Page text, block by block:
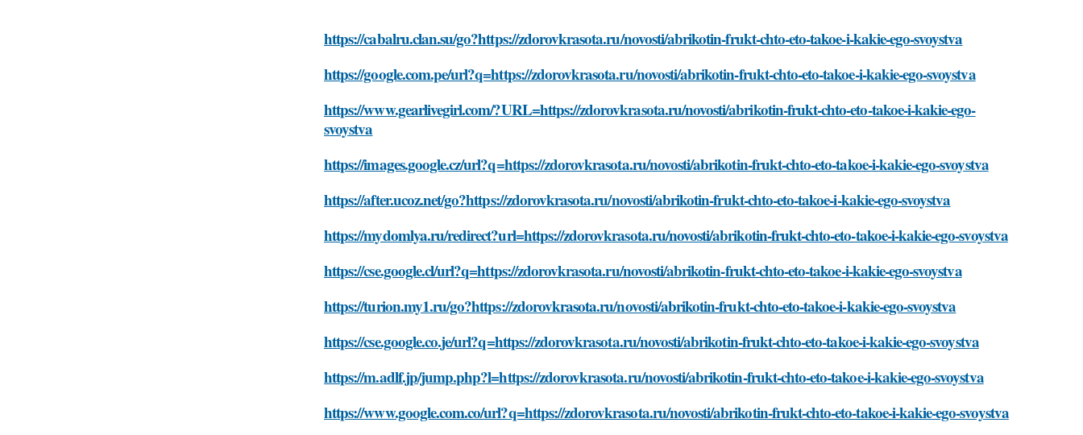
https://cabalru.clan.su/go?https://zdorovkrasota.ru/novosti/abrikotin-frukt-chto-eto-takoe-i-kakie-ego-svoystva
https://google.com.pe/url?q=https://zdorovkrasota.ru/novosti/abrikotin-frukt-chto-eto-takoe-i-kakie-ego-svoystva
https://www.gearlivegirl.com/?URL=https://zdorovkrasota.ru/novosti/abrikotin-frukt-chto-eto-takoe-i-kakie-ego-
svoystva
https://images.google.cz/url?q=https://zdorovkrasota.ru/novosti/abrikotin-frukt-chto-eto-takoe-i-kakie-ego-svoystva
https://after.ucoz.net/go?https://zdorovkrasota.ru/novosti/abrikotin-frukt-chto-eto-takoe-i-kakie-ego-svoystva
https://mydomlya.ru/redirect?url=https://zdorovkrasota.ru/novosti/abrikotin-frukt-chto-eto-takoe-i-kakie-ego-svoystva
https://cse.google.cl/url?q=https://zdorovkrasota.ru/novosti/abrikotin-frukt-chto-eto-takoe-i-kakie-ego-svoystva
https://turion.my1.ru/go?https://zdorovkrasota.ru/novosti/abrikotin-frukt-chto-eto-takoe-i-kakie-ego-svoystva
https://cse.google.co.je/url?q=https://zdorovkrasota.ru/novosti/abrikotin-frukt-chto-eto-takoe-i-kakie-ego-svoystva
https://m.adlf.jp/jump.php?l=https://zdorovkrasota.ru/novosti/abrikotin-frukt-chto-eto-takoe-i-kakie-ego-svoystva
https://www.google.com.co/url?q=https://zdorovkrasota.ru/novosti/abrikotin-frukt-chto-eto-takoe-i-kakie-ego-svoystva